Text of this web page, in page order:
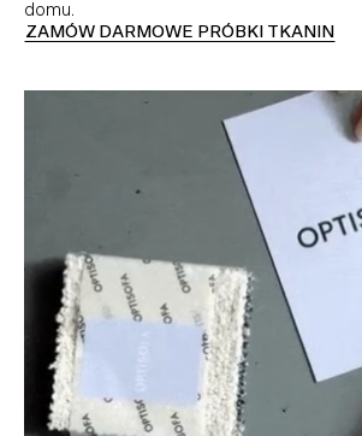
domu.
ZAMÓW DARMOWE PRÓBKI TKANIN